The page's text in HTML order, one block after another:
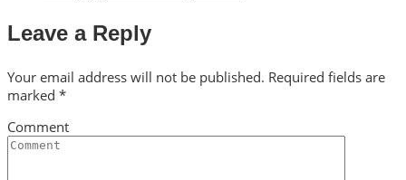
Leave a Reply
Your email address will not be published. Required fields are
marked *
Comment